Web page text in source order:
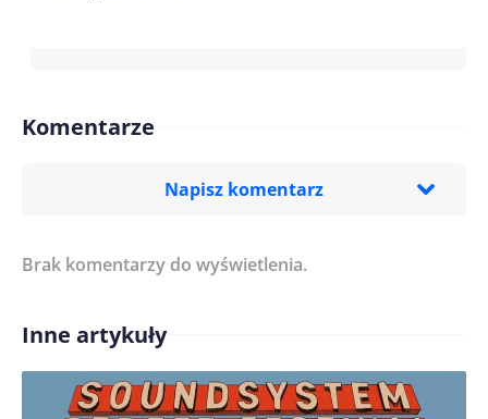
Komentarze
Napisz komentarz
Treść komentarza*
Imię/ Nick*
Brak komentarzy do wyświetlenia.
Inne artykuły